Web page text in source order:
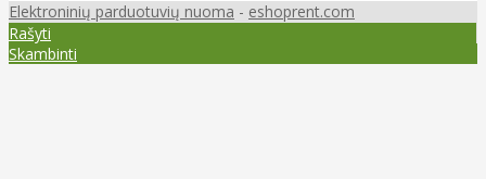
Elektroninių parduotuvių nuoma - eshoprent.com
Rašyti
Skambinti